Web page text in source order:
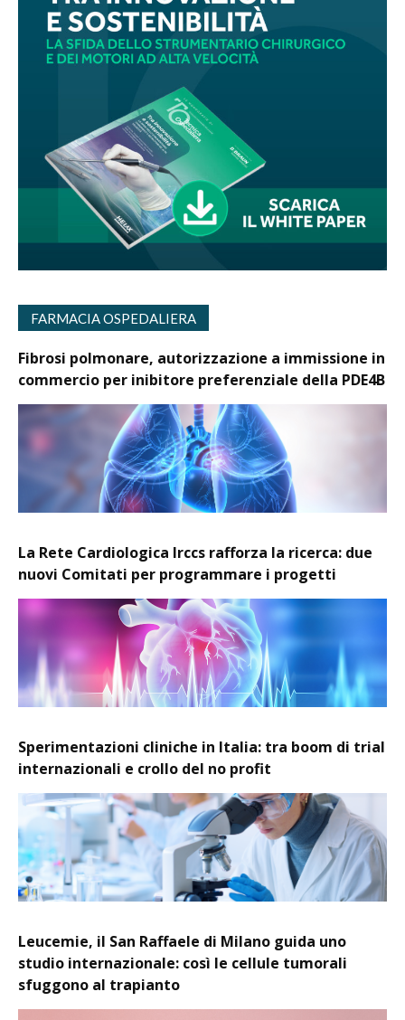
FARMACIA OSPEDALIERA
Fibrosi polmonare, autorizzazione a immissione in
commercio per inibitore preferenziale della PDE4B
La Rete Cardiologica Irccs rafforza la ricerca: due
nuovi Comitati per programmare i progetti
Sperimentazioni cliniche in Italia: tra boom di trial
internazionali e crollo del no profit
Leucemie, il San Raffaele di Milano guida uno
studio internazionale: così le cellule tumorali
sfuggono al trapianto